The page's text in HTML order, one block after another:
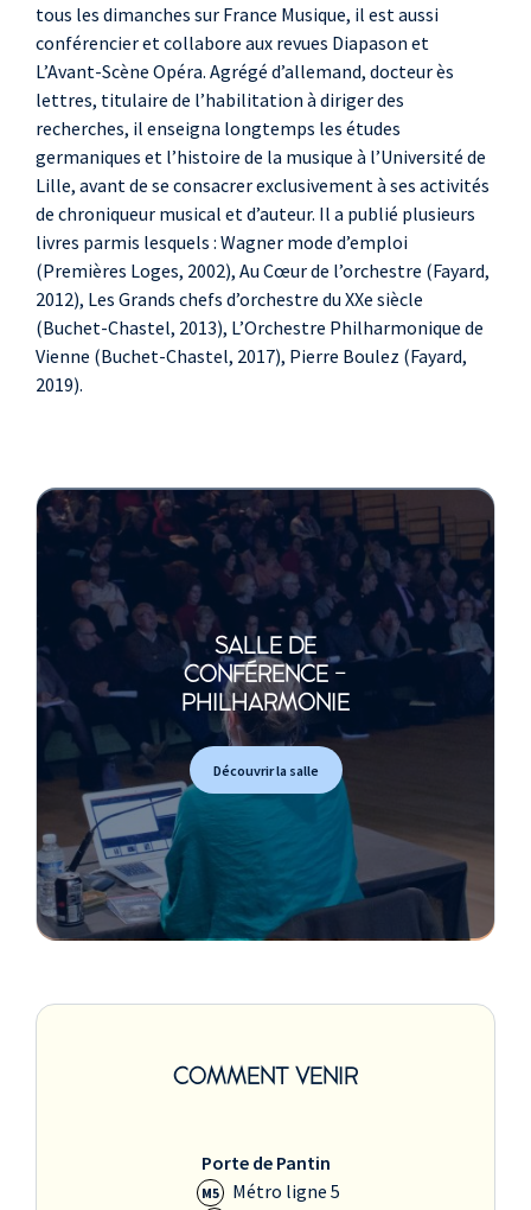
tous les dimanches sur France Musique, il est aussi
conférencier et collabore aux revues Diapason et
L’Avant-Scène Opéra. Agrégé d’allemand, docteur ès
lettres, titulaire de l’habilitation à diriger des
recherches, il enseigna longtemps les études
germaniques et l’histoire de la musique à l’Université de
Lille, avant de se consacrer exclusivement à ses activités
de chroniqueur musical et d’auteur. Il a publié plusieurs
livres parmis lesquels : Wagner mode d’emploi
(Premières Loges, 2002), Au Cœur de l’orchestre (Fayard,
2012), Les Grands chefs d’orchestre du XXe siècle
(Buchet-Chastel, 2013), L’Orchestre Philharmonique de
Vienne (Buchet-Chastel, 2017), Pierre Boulez (Fayard,
2019).
SALLE DE
CONFÉRENCE -
PHILHARMONIE
Découvrir la salle
COMMENT VENIR
Porte de Pantin
M5
Métro ligne 5